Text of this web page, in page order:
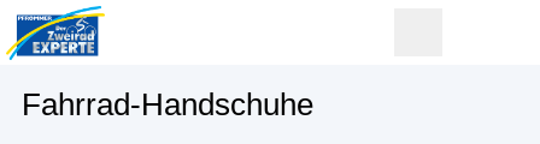
Fahrrad-Handschuhe